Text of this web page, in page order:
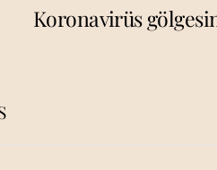
Koronavirüs